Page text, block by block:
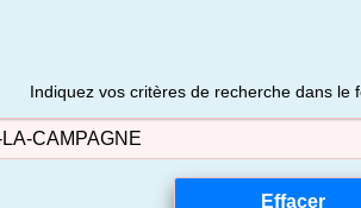
Indiquez vos critères de recherche dans